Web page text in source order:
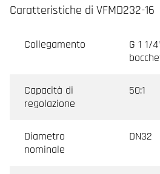
Caratteristiche di VFMD232-16
Collegamento
G 1 1/
Capacità di
regolazione
50:1
Diametro
nominale
DN32